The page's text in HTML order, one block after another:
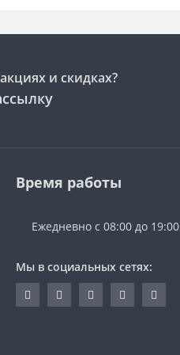
и скидках?
Время работы
Ежедневно с 08:00 до 19:00
Мы в социальных сетях: